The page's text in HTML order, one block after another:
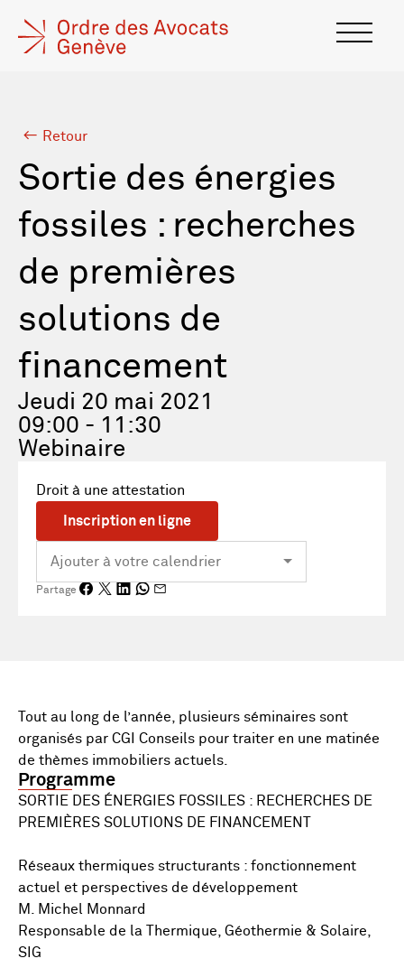
Retour
Sortie des énergies
fossiles : recherches
de premières
solutions de
financement
Jeudi 20 mai 2021
09:00 - 11:30
Webinaire
Droit à une attestation
Inscription en ligne
Partage
Tout au long de l’année, plusieurs séminaires sont
organisés par CGI Conseils pour traiter en une matinée
de thèmes immobiliers actuels.
Programme
SORTIE DES ÉNERGIES FOSSILES : RECHERCHES DE
PREMIÈRES SOLUTIONS DE FINANCEMENT
Réseaux thermiques structurants : fonctionnement
actuel et perspectives de développement
M. Michel Monnard
Responsable de la Thermique, Géothermie & Solaire,
SIG